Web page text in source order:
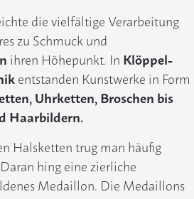
die vielfältige Verarbeitung
zu Schmuck und
ihren Höhepunkt. In Klöppel-
entstanden Kunstwerke in Form
Uhrketten, Broschen bis
Haarbildern.
Halsketten trug man häufig
hing eine zierliche
Medaillon. Die Medaillons